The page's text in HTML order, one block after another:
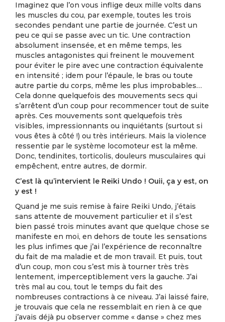
Imaginez que l’on vous inflige deux mille volts dans
les muscles du cou, par exemple, toutes les trois
secondes pendant une partie de journée. C’est un
peu ce qui se passe avec un tic. Une contraction
absolument insensée, et en même temps, les
muscles antagonistes qui freinent le mouvement
pour éviter le pire avec une contraction équivalente
en intensité ; idem pour l’épaule, le bras ou toute
autre partie du corps, même les plus improbables…
Cela donne quelquefois des mouvements secs qui
s’arrêtent d’un coup pour recommencer tout de suite
après. Ces mouvements sont quelquefois très
visibles, impressionnants ou inquiétants (surtout si
vous êtes à côté !) ou très intérieurs. Mais la violence
ressentie par le système locomoteur est la même.
Donc, tendinites, torticolis, douleurs musculaires qui
empêchent, entre autres, de dormir.
C’est là qu’intervient le Reiki Undo ! Ouii, ça y est, on
y est !
Quand je me suis remise à faire Reiki Undo, j’étais
sans attente de mouvement particulier et il s’est
bien passé trois minutes avant que quelque chose se
manifeste en moi, en dehors de toute les sensations
les plus infimes que j’ai l’expérience de reconnaître
du fait de ma maladie et de mon travail. Et puis, tout
d’un coup, mon cou s’est mis à tourner très très
lentement, imperceptiblement vers la gauche. J’ai
très mal au cou, tout le temps du fait des
nombreuses contractions à ce niveau. J’ai laissé faire,
je trouvais que cela ne ressemblait en rien à ce que
j’avais déjà pu observer comme « danse » chez mes